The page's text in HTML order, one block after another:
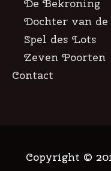
De Bekroning
Dochter van
Spel des Lots
Zeven Poorten
Contact
Copyright ©